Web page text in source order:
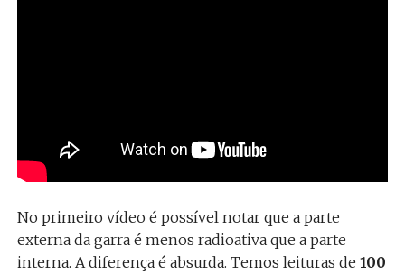
No primeiro vídeo é possível notar que a parte
externa da garra é menos radioativa que a parte
interna. A diferença é absurda. Temos leituras de 100